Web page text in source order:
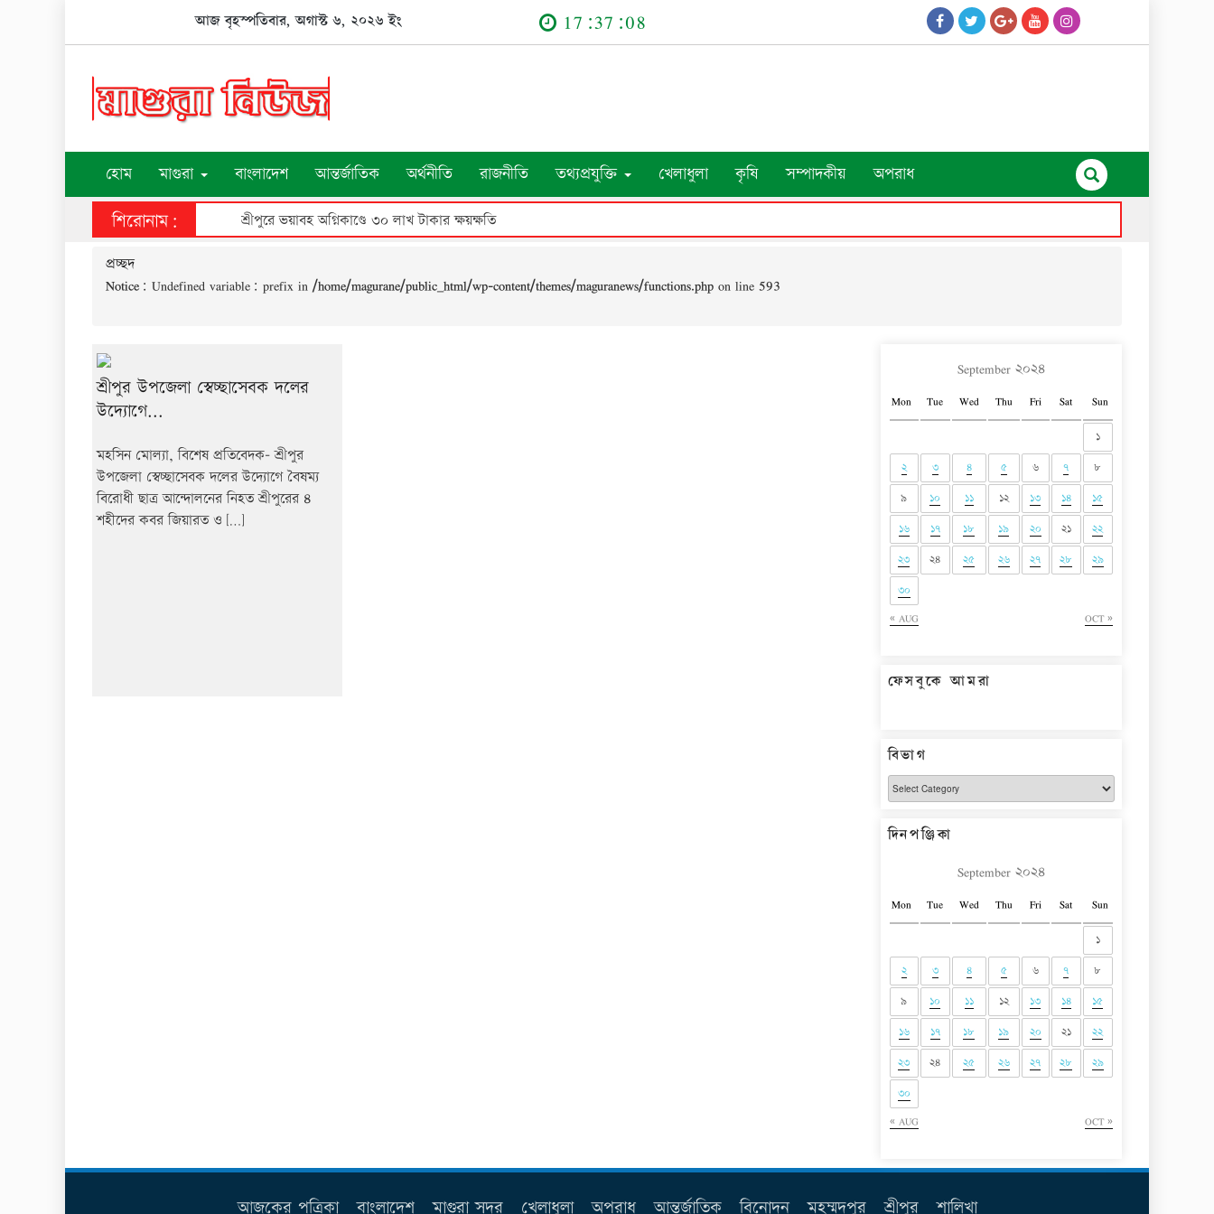
আজ বৃহস্পতিবার, অগাস্ট ৬, ২০২৬ ইং 17:37:08
হোম মাগুরা বাংলাদেশ আন্তর্জাতিক অর্থনীতি রাজনীতি তথ্যপ্রযুক্তি খেলাধুলা কৃষি সম্পাদকীয় অপরাধ
শিরোনাম: শ্রীপুরে ভয়াবহ অগ্নিকাণ্ডে ৩০ লাখ টাকার ক্ষয়ক্ষতি
প্রচ্ছদ
Notice : Undefined variable: prefix in /home/magurane/public_html/wp-content/themes/maguranews/functions.php on line 593
শ্রীপুর উপজেলা স্বেচ্ছাসেবক দলের
উদ্যোগে...
মহসিন মোল্যা, বিশেষ প্রতিবেদক- শ্রীপুর
উপজেলা স্বেচ্ছাসেবক দলের উদ্যোগে বৈষম্য
বিরোধী ছাত্র আন্দোলনের নিহত শ্রীপুরের ৪
শহীদের কবর জিয়ারত ও […]
September ২০২৪
Mon Tue Wed Thu Fri Sat Sun
« AUG OCT »
১
২
৩ ৪ ৫ ৬ ৭
৮
৯
১০ ১১ ১২ ১৩ ১৪
১৫
১৬
১৭ ১৮ ১৯ ২০ ২১
২২
২৩
২৪ ২৫ ২৬ ২৭ ২৮
২৯
৩০
ফেসবুকে আমরা
বিভাগ
বিভাগ
দিনপঞ্জিকা
September ২০২৪
Mon Tue Wed Thu Fri Sat Sun
« AUG OCT »
১
২
৩ ৪ ৫ ৬ ৭
৮
৯
১০ ১১ ১২ ১৩ ১৪
১৫
১৬
১৭ ১৮ ১৯ ২০ ২১
২২
২৩
২৪ ২৫ ২৬ ২৭ ২৮
২৯
৩০
আজকের পত্রিকা বাংলাদেশ মাগুরা সদর খেলাধুলা অপরাধ আন্তর্জাতিক বিনোদন মহম্মদপুর শ্রীপুর শালিখা